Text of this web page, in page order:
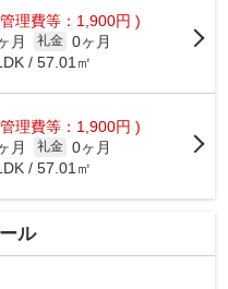
理費等：1,900円 )
月 礼金 0ヶ月
/ 57.01㎡
理費等：1,900円 )
月 礼金 0ヶ月
/ 57.01㎡
ル